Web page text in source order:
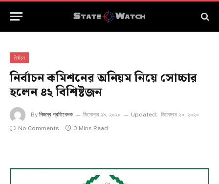
নির্বাচন
নির্বাচন কমিশনের অনিয়ম নিয়ে সোচ্চার
হলেন ৪২ বিশিষ্টজন
By নিজস্ব প্রতিবেদক ডিসেম্বর ১৯, ২০২০ Updated: ডিসেম্বর ২০, ২০২০
No Comments
3 Mins Read